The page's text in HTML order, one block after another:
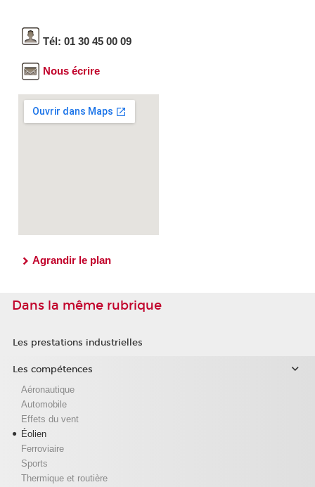
Tél: 01 30 45 00 09
Nous écrire
Agrandir le plan
Dans la même rubrique
Les prestations industrielles
Les compétences
Aéronautique
Automobile
Effets du vent
Éolien
Ferroviaire
Sports
Thermique et routière